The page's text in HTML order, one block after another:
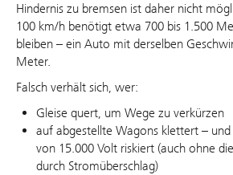
Hindernis zu bremsen ist daher nicht
100 km/h benötigt etwa 700 bis 1.500
bleiben – ein Auto mit derselben
Meter.
Falsch verhält sich, wer:
Gleise quert, um Wege zu verkürzen
auf abgestellte Wagons klettert –
von 15.000 Volt riskiert (auch ohne
durch Stromüberschlag)